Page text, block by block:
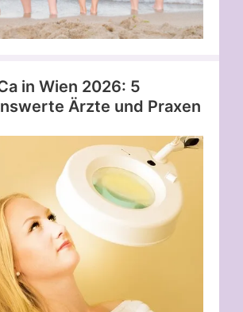
in Wien 2026: 5
Ärzte und Praxen